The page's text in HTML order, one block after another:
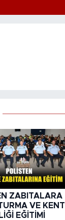
ZABITALARA
VE KENT
EĞİTİMİ